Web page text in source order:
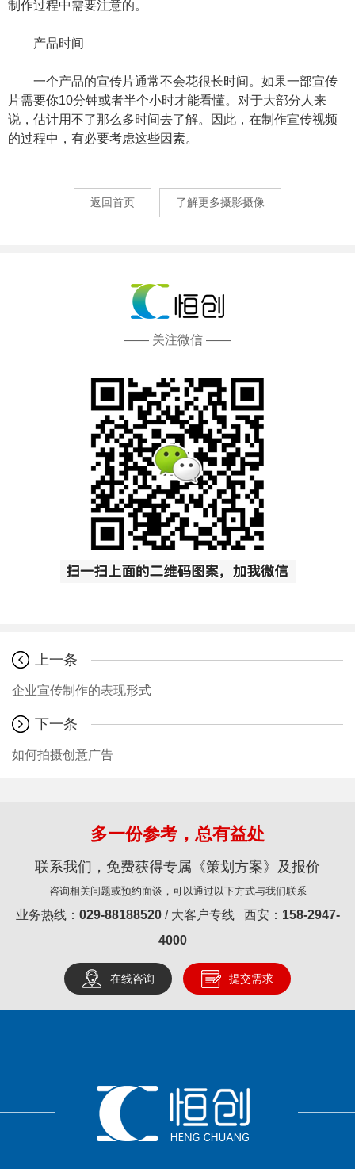
制作过程中需要注意的。
产品时间
一个产品的宣传片通常不会花很长时间。如果一部宣传
片需要你10分钟或者半个小时才能看懂。对于大部分人来
说，估计用不了那么多时间去了解。因此，在制作宣传视频
的过程中，有必要考虑这些因素。
返回首页 了解更多摄影摄像
—— 关注微信 ——
上一条
企业宣传制作的表现形式
下一条
如何拍摄创意广告
多一份参考，总有益处
联系我们，免费获得专属《策划方案》及报价
咨询相关问题或预约面谈，可以通过以下方式与我们联系
业务热线： 029-88188520/ 大客户专线 西安： 158-2947-
4000
在线咨询 提交需求